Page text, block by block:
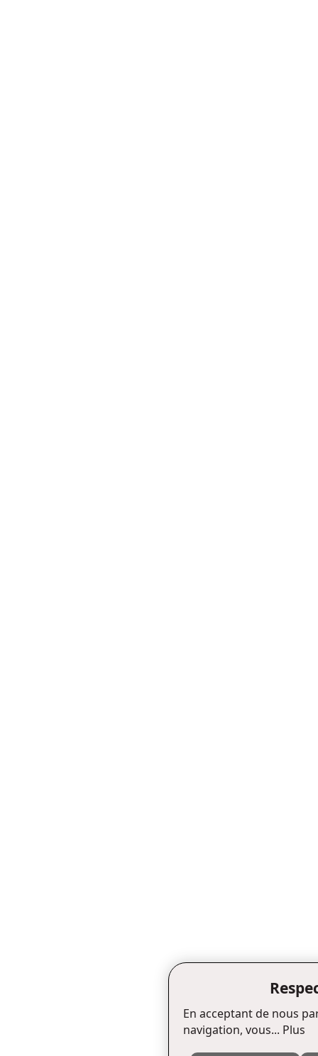
En acceptant de nous
navigation, vous... Plus